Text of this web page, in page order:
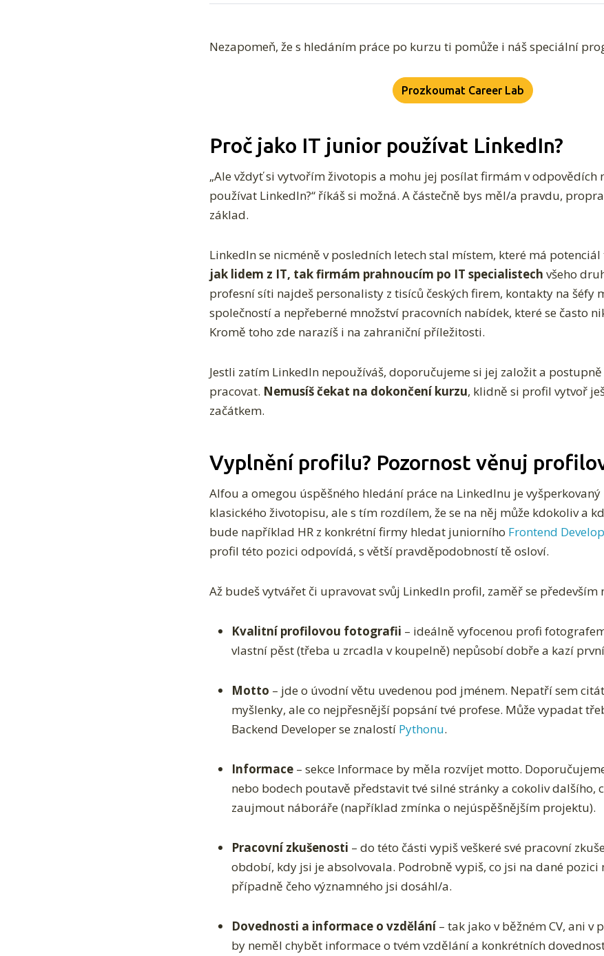
Nezapomeň, že s hledáním práce po kurzu ti pomůže i náš speciální
Prozkoumat Career Lab
Proč jako IT junior používat LinkedIn?
„Ale vždyť si vytvořím životopis a mohu jej posílat firmám v odpovědích
používat LinkedIn?“ říkáš si možná. A částečně bys měl/a pravdu,
základ.
LinkedIn se nicméně v posledních letech stal místem, které má potenciál
jak lidem z IT, tak firmám prahnoucím po IT specialistech všeho
profesní síti najdeš personalisty z tisíců českých firem, kontakty na šéfy
společností a nepřeberné množství pracovních nabídek, které se často
Kromě toho zde narazíš i na zahraniční příležitosti.
Jestli zatím LinkedIn nepoužíváš, doporučujeme si jej založit a
pracovat. Nemusíš čekat na dokončení kurzu, klidně si profil vytvoř
začátkem.
Vyplnění profilu? Pozornost věnuj
Alfou a omegou úspěšného hledání práce na LinkedInu je
klasického životopisu, ale s tím rozdílem, že se na něj může kdokoliv a
bude například HR z konkrétní firmy hledat juniorního Frontend
profil této pozici odpovídá, s větší pravděpodobností tě osloví.
Až budeš vytvářet či upravovat svůj LinkedIn profil, zaměř se především
Kvalitní profilovou fotografii – ideálně vyfocenou profi
vlastní pěst (třeba u zrcadla v koupelně) nepůsobí dobře a kazí
Motto – jde o úvodní větu uvedenou pod jménem. Nepatří sem
myšlenky, ale co nejpřesnější popsání tvé profese. Může vypadat
Backend Developer se znalostí Pythonu.
Informace – sekce Informace by měla rozvíjet motto.
nebo bodech poutavě představit tvé silné stránky a cokoliv dalšího,
zaujmout náboráře (například zmínka o nejúspěšnějším projektu).
Pracovní zkušenosti – do této části vypiš veškeré své pracovní
období, kdy jsi je absolvovala. Podrobně vypiš, co jsi na dané pozici
případně čeho významného jsi dosáhl/a.
Dovednosti a informace o vzdělání– tak jako v běžném CV, ani v
by neměl chybět informace o tvém vzdělání a konkrétních